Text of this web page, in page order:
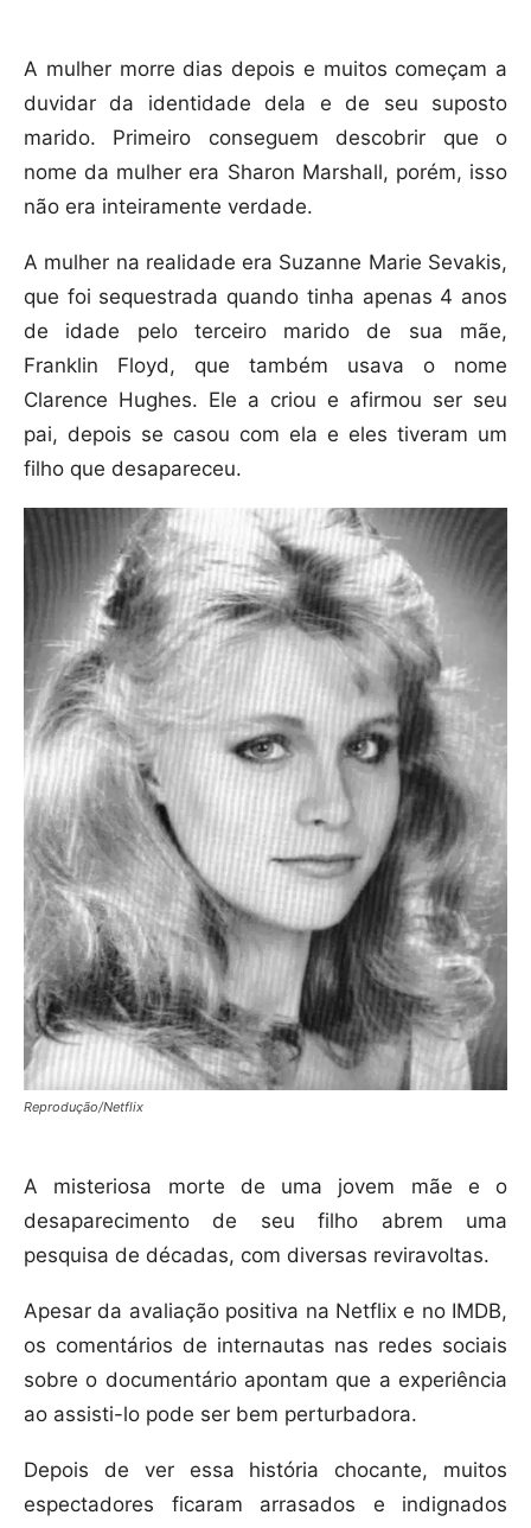
A mulher morre dias depois e muitos começam a
duvidar da identidade dela e de seu suposto
marido. Primeiro conseguem descobrir que o
nome da mulher era Sharon Marshall, porém, isso
não era inteiramente verdade.
A mulher na realidade era Suzanne Marie Sevakis,
que foi sequestrada quando tinha apenas 4 anos
de idade pelo terceiro marido de sua mãe,
Franklin Floyd, que também usava o nome
Clarence Hughes. Ele a criou e afirmou ser seu
pai, depois se casou com ela e eles tiveram um
filho que desapareceu.
Reprodução/Netflix
A misteriosa morte de uma jovem mãe e o
desaparecimento de seu filho abrem uma
pesquisa de décadas, com diversas reviravoltas.
Apesar da avaliação positiva na Netflix e no IMDB,
os comentários de internautas nas redes sociais
sobre o documentário apontam que a experiência
ao assisti-lo pode ser bem perturbadora.
Depois de ver essa história chocante, muitos
espectadores ficaram arrasados e indignados